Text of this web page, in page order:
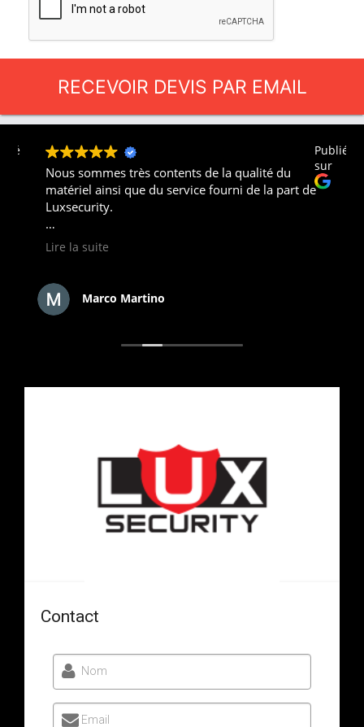
RECEVOIR DEVIS PAR EMAIL
Nous sommes très contents de la qualité du
matériel ainsi que du service fourni de la part de
Luxsecurity.
Nous recommandons fortement.
Lire la suite
Publié
sur
Marco Martino
Contact
Nom
Email